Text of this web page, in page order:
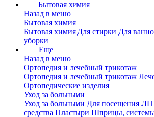
Бытовая химия
Назад в меню
Бытовая химия
Бытовая химия Для стирки Для
уборки
Еще
Назад в меню
Ортопедия и лечебный трикотаж
Ортопедия и лечебный трикотаж
Ортопедические изделия
Уход за больными
Уход за больными Для посещения
средства Пластыри Шприцы, системы